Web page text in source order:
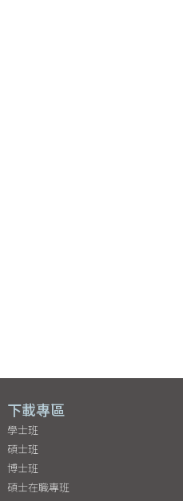
下載專區
學士班
碩士班
博士班
碩士在職專班